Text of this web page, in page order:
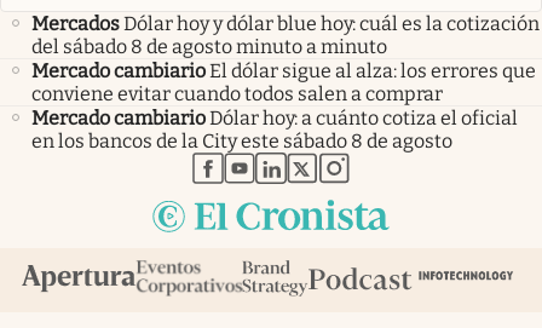
MercadosDólar hoy y dólar blue hoy: cuál es la cotización
del sábado 8 de agosto minuto a minuto
Mercado cambiarioEl dólar sigue al alza: los errores que
conviene evitar cuando todos salen a comprar
Mercado cambiarioDólar hoy: a cuánto cotiza el oficial
en los bancos de la City este sábado 8 de agosto
abre en nueva pestaña
abre en nueva pestaña
abre en nueva pestaña
abre en nueva pestaña
abre en nueva pestaña